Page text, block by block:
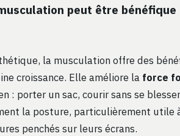
peut être
la musculation offre des
croissance. Elle améliore la force
: porter un sac, courir sans se
la posture, particulièrement utile
penchés sur leurs écrans.